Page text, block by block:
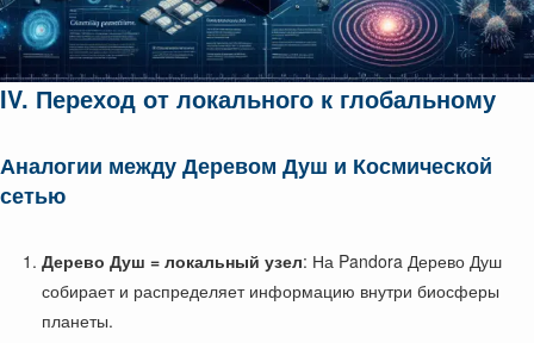
IV. Переход от локального к глобальному
Аналогии между Деревом Душ и Космической
сетью
Дерево Душ = локальный узел: На Pandora Дерево Душ
собирает и распределяет информацию внутри биосферы
планеты.